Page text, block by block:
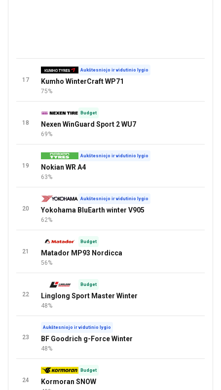
17
Aukštesniojo ir vidutinio lygio
Kumho WinterCraft WP71
75%
18
Budget
Nexen WinGuard Sport 2 WU7
69%
19
Aukštesniojo ir vidutinio lygio
Nokian WR A4
63%
20
Aukštesniojo ir vidutinio lygio
Yokohama BluEarth winter V905
62%
21
Budget
Matador MP93 Nordicca
56%
22
Budget
Linglong Sport Master Winter
48%
23
Aukštesniojo ir vidutinio lygio
BF Goodrich g-Force Winter
48%
24
Budget
Kormoran SNOW